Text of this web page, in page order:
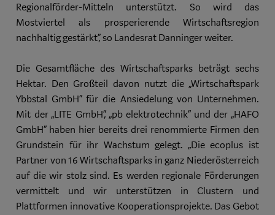
Regionalförder-Mitteln unterstützt. So wird das
Mostviertel als prosperierende Wirtschaftsregion
nachhaltig gestärkt“, so Landesrat Danninger weiter.
Die Gesamtfläche des Wirtschaftsparks beträgt sechs
Hektar. Den Großteil davon nutzt die „Wirtschaftspark
Ybbstal GmbH“ für die Ansiedelung von Unternehmen.
Mit der „LITE GmbH“, „pb elektrotechnik“ und der „HAFO
GmbH“ haben hier bereits drei renommierte Firmen den
Grundstein für ihr Wachstum gelegt. „Die ecoplus ist
Partner von 16 Wirtschaftsparks in ganz Niederösterreich
auf die wir stolz sind. Es werden regionale Förderungen
vermittelt und wir unterstützen in Clustern und
Plattformen innovative Kooperationsprojekte. Das Gebot